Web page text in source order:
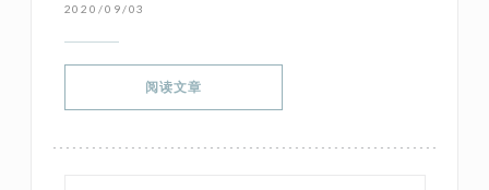
2020/09/03
阅读文章((在新窗口中打开))